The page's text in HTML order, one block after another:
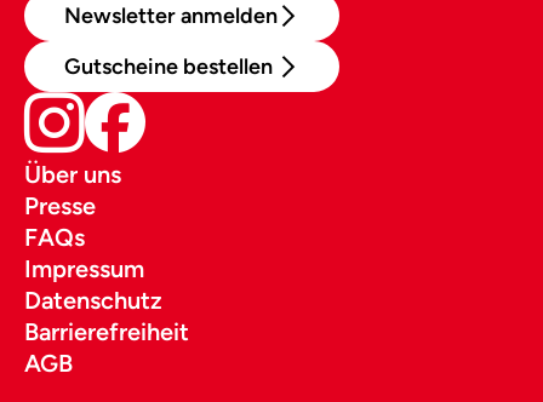
Newsletter anmelden
Gutscheine bestellen
Über uns
Presse
FAQs
Impressum
Datenschutz
Barrierefreiheit
AGB